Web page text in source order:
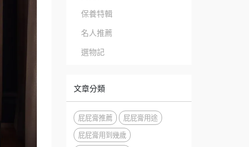
保養特輯
名人推薦
選物記
文章分類
屁屁膏推薦
屁屁膏用途
屁屁膏用到幾歲